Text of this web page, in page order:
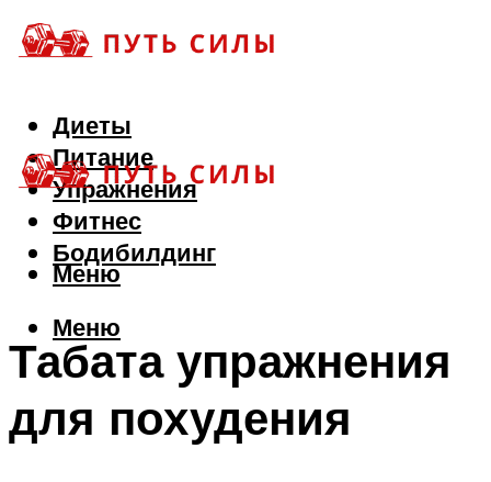
Диеты
Питание
Упражнения
Фитнес
Бодибилдинг
Меню
Меню
Табата упражнения
для похудения